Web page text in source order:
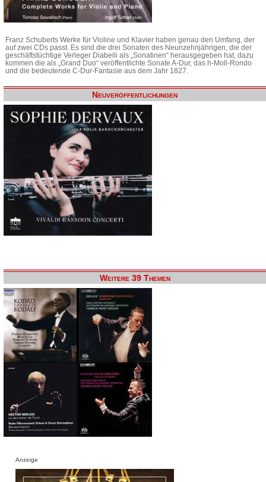
Franz Schuberts Werke für Violine und Klavier haben genau den Umfang, der
auf zwei CDs passt. Es sind die drei Sonaten des Neunzehnjährigen, die der
geschäftstüchtige Verleger Diabelli als „Sonatinen“ herausgegeben hat, dazu
kommen die als „Grand Duo“ veröffentlichte Sonate A-Dur, das h-Moll-Rondo
und die bedeutende C-Dur-Fantasie aus dem Jahr 1827.
Neuveröffentlichungen
Weitere 39 Themen
Anzeige